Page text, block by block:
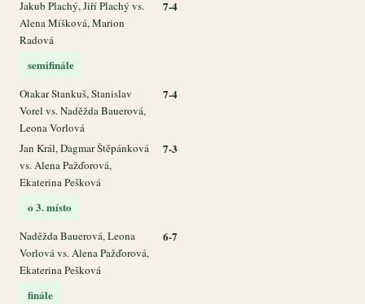
Jakub Plachý, Jiří Plachý vs.
Alena Míšková, Marion
Radová
7-4
semifinále
Otakar Stankuš, Stanislav
Vorel vs. Naděžda Bauerová,
Leona Vorlová
7-4
Jan Král, Dagmar Štěpánková
vs. Alena Pažďorová,
Ekaterina Pešková
7-3
o 3. místo
Naděžda Bauerová, Leona
Vorlová vs. Alena Pažďorová,
Ekaterina Pešková
6-7
finále